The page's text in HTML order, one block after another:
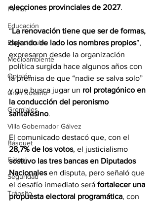
Firmat
Educación
Espectáculos
Medioambiente
Opinión
Gran Rosario
Gremiales
Villa Gobernador Gálvez
Básquet
Fútbol
Seguridad
Tránsito
elecciones provinciales de 2027.
“La renovación tiene que ser de formas,
dejando de lado los nombres propios”,
expresaron desde la organización
política surgida hace algunos años con
la premisa de que “nadie se salva solo”
y que busca jugar un rol protagónico en
la conducción del peronismo
santafesino.
El comunicado destacó que, con el
28,7% de los votos, el justicialismo
sostuvo las tres bancas en Diputados
Nacionales en disputa, pero señaló que
el desafío inmediato será fortalecer una
propuesta electoral programática, con